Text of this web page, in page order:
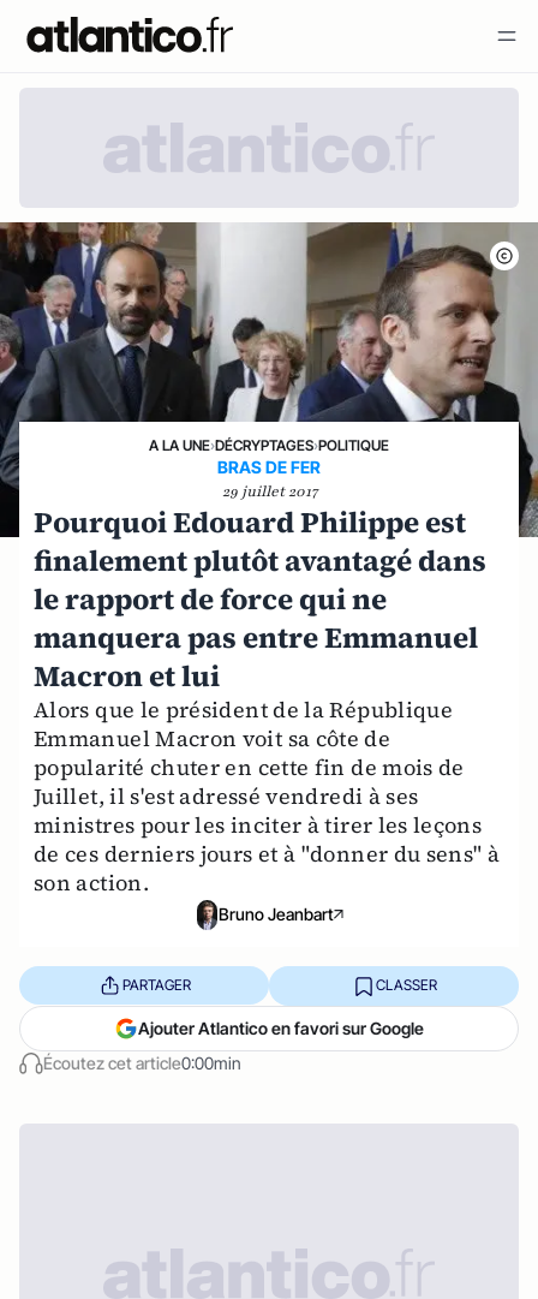
A LA UNE›DÉCRYPTAGES›POLITIQUE
BRAS DE FER
29 juillet 2017
Pourquoi Edouard Philippe est
finalement plutôt avantagé dans
le rapport de force qui ne
manquera pas entre Emmanuel
Macron et lui
Alors que le président de la République
Emmanuel Macron voit sa côte de
popularité chuter en cette fin de mois de
Juillet, il s'est adressé vendredi à ses
ministres pour les inciter à tirer les leçons
de ces derniers jours et à "donner du sens" à
son action.
Bruno Jeanbart
Écoutez cet article0:00min
PARTAGER CLASSER
Ajouter Atlantico en favori sur Google